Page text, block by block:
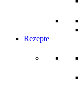
Rezepte